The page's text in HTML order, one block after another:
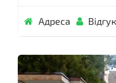
Адреса